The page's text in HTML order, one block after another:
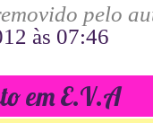
pelo
às 07:46
em E.V.A